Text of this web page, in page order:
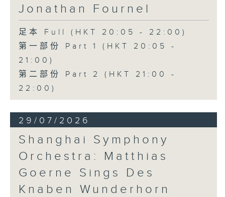
Jonathan Fournel
足本 Full (HKT 20:05 - 22:00)
第一部份 Part 1 (HKT 20:05 -
21:00)
第二部份 Part 2 (HKT 21:00 -
22:00)
29/07/2026
Shanghai Symphony
Orchestra: Matthias
Goerne Sings Des
Knaben Wunderhorn